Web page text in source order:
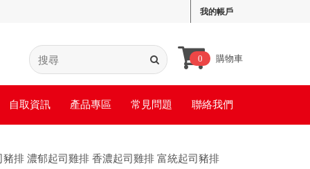
我的帳戶
0 購物車
自取資訊 產品專區 常見問題 聯絡我們
排 濃郁起司雞排 香濃起司雞排 富統起司豬排